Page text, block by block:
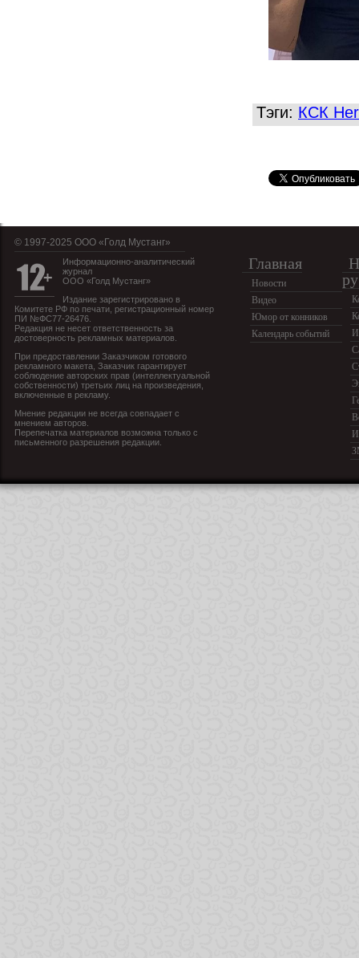
Тэги: КСК
© 1997-2025 OOO «Голд Мустанг»
Информационно-аналитический
журнал
ООО «Голд Мустанг»
Издание зарегистрировано в
Комитете РФ по печати, регистрационный номер
ПИ №ФС77-26476.
Редакция не несет ответственность за
достоверность рекламных материалов.
При предоставлении Заказчиком готового
рекламного макета, Заказчик гарантирует
соблюдение авторских прав (интеллектуальной
собственности) третьих лиц на произведения,
включенные в рекламу.
Мнение редакции не всегда совпадает с
мнением авторов.
Перепечатка материалов возможна только с
письменного разрешения редакции.
Главная
Новости
Видео
Юмор от конников
Календарь событий